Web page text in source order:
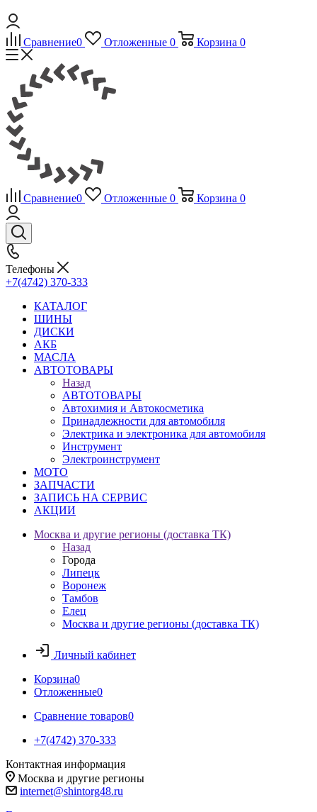
Сравнение0 Отложенные 0 Корзина 0
Сравнение0 Отложенные 0 Корзина 0
Телефоны
+7(4742) 370-333
КАТАЛОГ
ШИНЫ
ДИСКИ
АКБ
МАСЛА
АВТОТОВАРЫ
Назад
АВТОТОВАРЫ
Автохимия и Автокосметика
Принадлежности для автомобиля
Электрика и электроника для автомобиля
Инструмент
Электроинструмент
МОТО
ЗАПЧАСТИ
ЗАПИСЬ НА СЕРВИС
АКЦИИ
Москва и другие регионы (доставка ТК)
Назад
Города
Липецк
Воронеж
Тамбов
Елец
Москва и другие регионы (доставка ТК)
Личный кабинет
Корзина0
Отложенные0
Сравнение товаров0
+7(4742) 370-333
Контактная информация
Москва и другие регионы
internet@shintorg48.ru